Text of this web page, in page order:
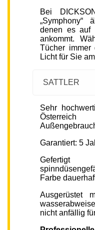
Bei
„Symphony“
denen es auf
ankommt.
Tücher
Licht für Sie
SATTLER
Sehr
Garantiert: 5
Farbe
Ausgerüstet
nicht anfällig